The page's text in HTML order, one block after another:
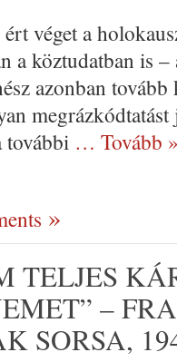
véget a
a köztudatban is –
azonban
további … Tovább
TELJES
–
SORSA,